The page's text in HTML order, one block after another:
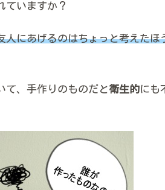
ていますか？
人にあげるのはちょっと考えたほ
て、手作りのものだと衛生的にも